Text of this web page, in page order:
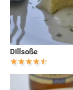
Dillsoße